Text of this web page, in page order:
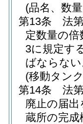
(品名、数
第13条
法
定数量の
3に規定す
ばならな
(移動タン
第14条
法
廃止の届
蔵所の完